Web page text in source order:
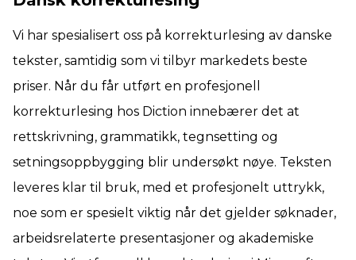
Vi har spesialisert oss på korrekturlesing av danske
tekster, samtidig som vi tilbyr markedets beste
priser. Når du får utført en profesjonell
korrekturlesing hos Diction innebærer det at
rettskrivning, grammatikk, tegnsetting og
setningsoppbygging blir undersøkt nøye. Teksten
leveres klar til bruk, med et profesjonelt uttrykk,
noe som er spesielt viktig når det gjelder søknader,
arbeidsrelaterte presentasjoner og akademiske